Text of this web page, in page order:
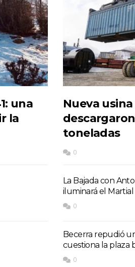
una
la
Nueva
toneladas
0
La Bajada con
iluminará el Martial
0
Becerra repudió
cuestiona la plaza
0